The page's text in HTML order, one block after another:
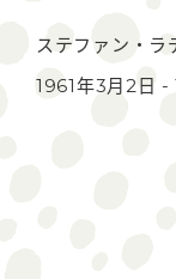
ステファン・ラ
1961年3月2日 -